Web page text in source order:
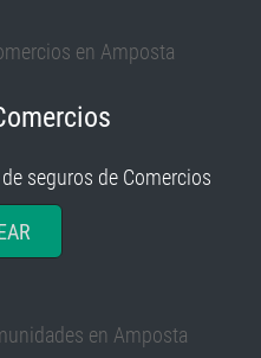
seguros de Comercios